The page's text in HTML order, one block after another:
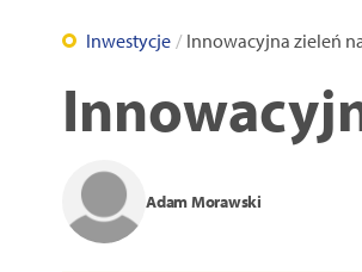
Inwestycje Innowacyjna zieleń
Adam Morawski